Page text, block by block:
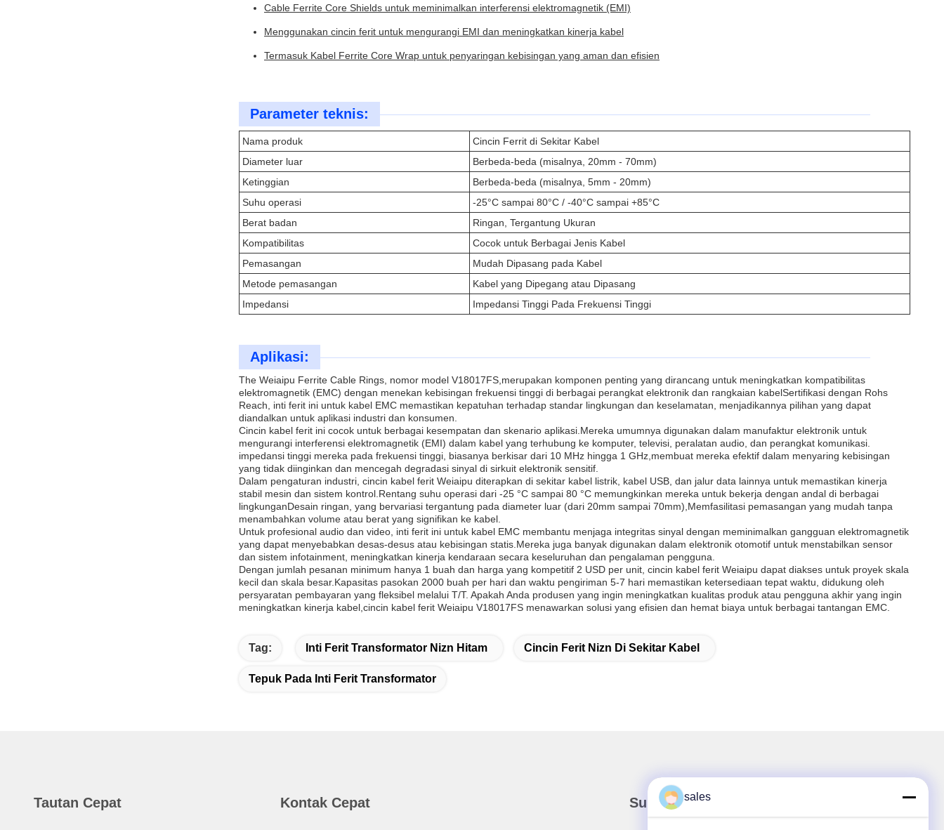
Cable Ferrite Core Shields untuk meminimalkan interferensi elektromagnetik (EMI)
Menggunakan cincin ferit untuk mengurangi EMI dan meningkatkan kinerja kabel
Termasuk Kabel Ferrite Core Wrap untuk penyaringan kebisingan yang aman dan efisien
Parameter teknis:
Nama produk
Cincin Ferrit di Sekitar Kabel
Diameter luar
Berbeda-beda (misalnya, 20mm - 70mm)
Ketinggian
Berbeda-beda (misalnya, 5mm - 20mm)
Suhu operasi
-25°C sampai 80°C / -40°C sampai +85°C
Berat badan
Ringan, Tergantung Ukuran
Kompatibilitas
Cocok untuk Berbagai Jenis Kabel
Pemasangan
Mudah Dipasang pada Kabel
Metode pemasangan
Kabel yang Dipegang atau Dipasang
Impedansi
Impedansi Tinggi Pada Frekuensi Tinggi
Aplikasi:
The Weiaipu Ferrite Cable Rings, nomor model V18017FS,merupakan komponen penting yang dirancang untuk meningkatkan kompatibilitas
elektromagnetik (EMC) dengan menekan kebisingan frekuensi tinggi di berbagai perangkat elektronik dan rangkaian kabelSertifikasi dengan Rohs
Reach, inti ferit ini untuk kabel EMC memastikan kepatuhan terhadap standar lingkungan dan keselamatan, menjadikannya pilihan yang dapat
diandalkan untuk aplikasi industri dan konsumen.
Cincin kabel ferit ini cocok untuk berbagai kesempatan dan skenario aplikasi.Mereka umumnya digunakan dalam manufaktur elektronik untuk
mengurangi interferensi elektromagnetik (EMI) dalam kabel yang terhubung ke komputer, televisi, peralatan audio, dan perangkat komunikasi.
impedansi tinggi mereka pada frekuensi tinggi, biasanya berkisar dari 10 MHz hingga 1 GHz,membuat mereka efektif dalam menyaring kebisingan
yang tidak diinginkan dan mencegah degradasi sinyal di sirkuit elektronik sensitif.
Dalam pengaturan industri, cincin kabel ferit Weiaipu diterapkan di sekitar kabel listrik, kabel USB, dan jalur data lainnya untuk memastikan kinerja
stabil mesin dan sistem kontrol.Rentang suhu operasi dari -25 °C sampai 80 °C memungkinkan mereka untuk bekerja dengan andal di berbagai
lingkunganDesain ringan, yang bervariasi tergantung pada diameter luar (dari 20mm sampai 70mm),Memfasilitasi pemasangan yang mudah tanpa
menambahkan volume atau berat yang signifikan ke kabel.
Untuk profesional audio dan video, inti ferit ini untuk kabel EMC membantu menjaga integritas sinyal dengan meminimalkan gangguan elektromagnetik
yang dapat menyebabkan desas-desus atau kebisingan statis.Mereka juga banyak digunakan dalam elektronik otomotif untuk menstabilkan sensor
dan sistem infotainment, meningkatkan kinerja kendaraan secara keseluruhan dan pengalaman pengguna.
Dengan jumlah pesanan minimum hanya 1 buah dan harga yang kompetitif 2 USD per unit, cincin kabel ferit Weiaipu dapat diakses untuk proyek skala
kecil dan skala besar.Kapasitas pasokan 2000 buah per hari dan waktu pengiriman 5-7 hari memastikan ketersediaan tepat waktu, didukung oleh
persyaratan pembayaran yang fleksibel melalui T/T. Apakah Anda produsen yang ingin meningkatkan kualitas produk atau pengguna akhir yang ingin
meningkatkan kinerja kabel,cincin kabel ferit Weiaipu V18017FS menawarkan solusi yang efisien dan hemat biaya untuk berbagai tantangan EMC.
Tag: Inti Ferit Transformator Nizn Hitam Cincin Ferit Nizn Di Sekitar Kabel
Tepuk Pada Inti Ferit Transformator
Tautan Cepat Kontak Cepat Surat Kabar Kami
sales